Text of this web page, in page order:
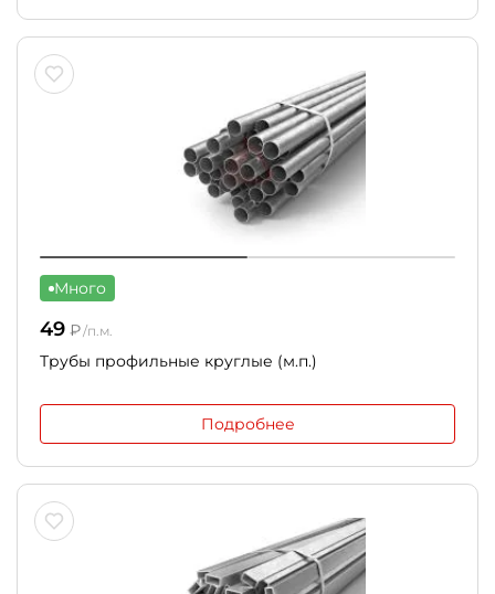
Много
49 ₽/п.м.
Трубы профильные круглые (м.п.)
Подробнее